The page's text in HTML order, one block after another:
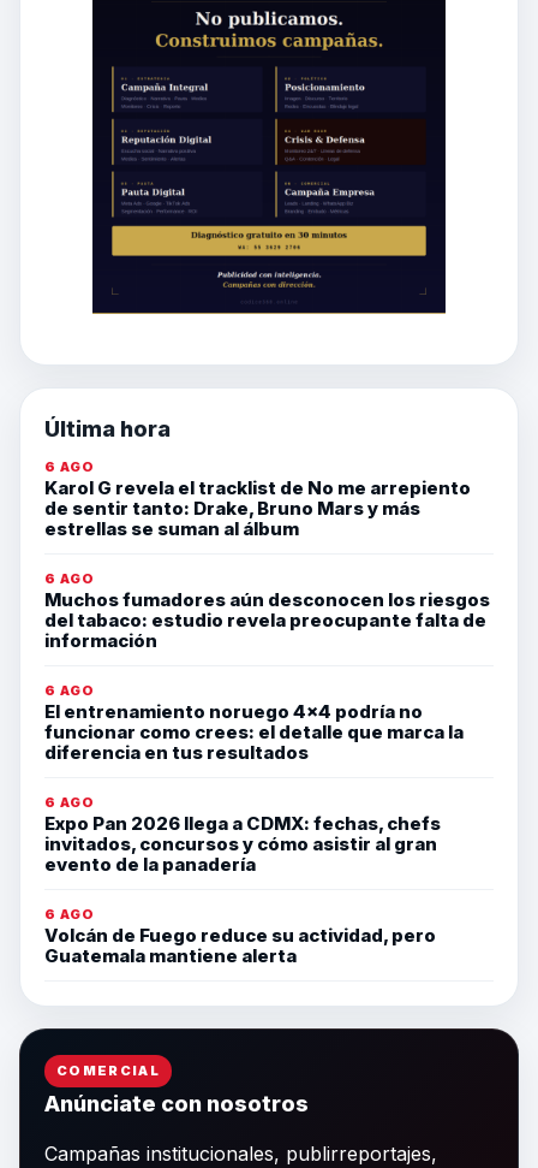
Última hora
6 AGO
Karol G revela el tracklist de No me arrepiento
de sentir tanto: Drake, Bruno Mars y más
estrellas se suman al álbum
6 AGO
Muchos fumadores aún desconocen los riesgos
del tabaco: estudio revela preocupante falta de
información
6 AGO
El entrenamiento noruego 4×4 podría no
funcionar como crees: el detalle que marca la
diferencia en tus resultados
6 AGO
Expo Pan 2026 llega a CDMX: fechas, chefs
invitados, concursos y cómo asistir al gran
evento de la panadería
6 AGO
Volcán de Fuego reduce su actividad, pero
Guatemala mantiene alerta
COMERCIAL
Anúnciate con nosotros
Campañas institucionales, publirreportajes,